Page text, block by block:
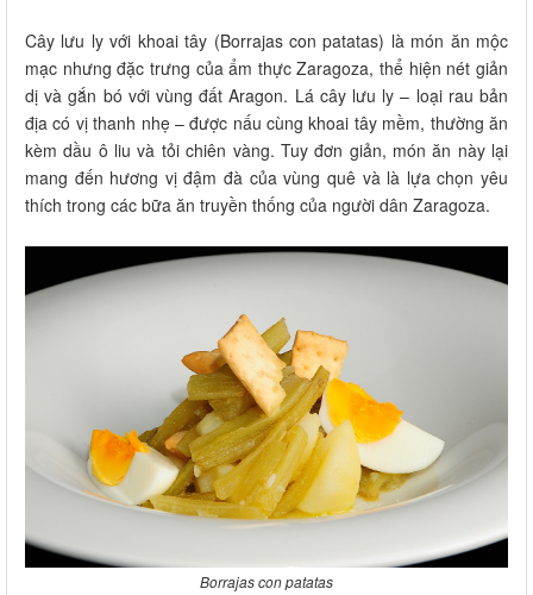
Cây lưu ly với khoai tây (Borrajas con patatas) là món ăn mộc
mạc nhưng đặc trưng của ẩm thực Zaragoza, thể hiện nét giản
dị và gắn bó với vùng đất Aragon. Lá cây lưu ly – loại rau bản
địa có vị thanh nhẹ – được nấu cùng khoai tây mềm, thường ăn
kèm dầu ô liu và tỏi chiên vàng. Tuy đơn giản, món ăn này lại
mang đến hương vị đậm đà của vùng quê và là lựa chọn yêu
thích trong các bữa ăn truyền thống của người dân Zaragoza.
Borrajas con patatas